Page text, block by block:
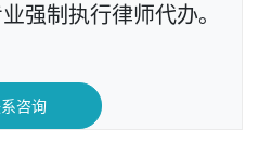
强制执行律师代办。
咨询